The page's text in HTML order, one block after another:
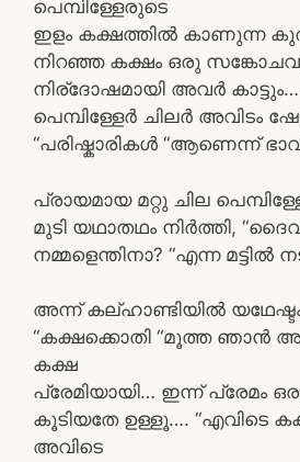
പെമ്പിള്ളേരുടെ
ഇളം കക്ഷത്തിൽ കാണുന്ന
നിറഞ്ഞ കക്ഷം ഒരു
നിര്ദോഷമായി അവർ
പെമ്പിള്ളേർ ചിലർ അവിടം
“പരിഷ്കാരികൾ “ആണെന്ന്
പ്രായമായ മറ്റു ചില
മുടി യഥാതഥം നിർത്തി,
നമ്മളെന്തിനാ? “എന്ന മട്ടിൽ
അന്ന് കല്ഹാണ്ടിയിൽ
“കക്ഷക്കൊതി “മൂത്ത ഞാൻ
കക്ഷ
പ്രേമിയായി… ഇന്ന് പ്രേമം
കൂടിയതേ ഉള്ളൂ…. “എവിടെ
അവിടെ